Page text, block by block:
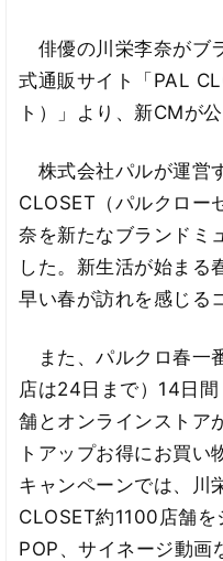
俳優の川栄李奈がブ
式通販サイト「PAL
ト）」より、新CMが公
株式会社パルが運営
CLOSET（パルクロー
奈を新たなブランドミ
した。新生活が始まる
早い春が訪れを感じる
また、パルクロ春一
店は24日まで）14日
舗とオンラインストア
トアップお得にお買い
キャンペーンでは、川
CLOSET約1100店舗
POP、サイネージ動画